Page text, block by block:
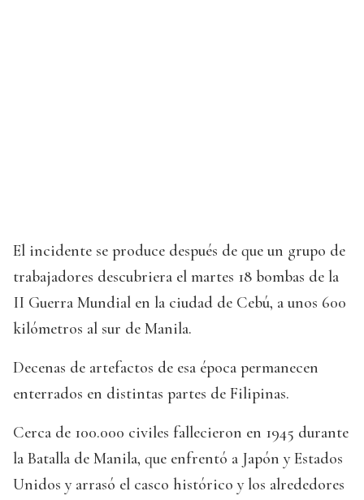
El incidente se produce después de que un grupo de
trabajadores descubriera el martes 18 bombas de la
II Guerra Mundial en la ciudad de Cebú, a unos 600
kilómetros al sur de Manila.
Decenas de artefactos de esa época permanecen
enterrados en distintas partes de Filipinas.
Cerca de 100.000 civiles fallecieron en 1945 durante
la Batalla de Manila, que enfrentó a Japón y Estados
Unidos y arrasó el casco histórico y los alrededores